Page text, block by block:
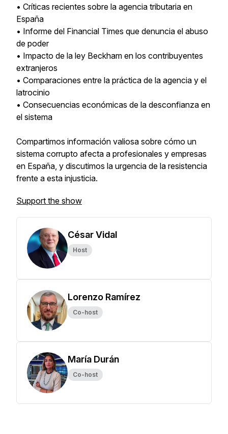
• Críticas recientes sobre la agencia tributaria en
España
• Informe del Financial Times que denuncia el abuso
de poder
• Impacto de la ley Beckham en los contribuyentes
extranjeros
• Comparaciones entre la práctica de la agencia y el
latrocinio
• Consecuencias económicas de la desconfianza en
el sistema
Compartimos información valiosa sobre cómo un
sistema corrupto afecta a profesionales y empresas
en España, y discutimos la urgencia de la resistencia
frente a esta injusticia.
Support the show
César Vidal
Host
Lorenzo Ramírez
Co-host
María Durán
Co-host